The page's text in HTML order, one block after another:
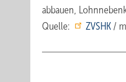
abbauen,
Quelle:
ZVSHK /